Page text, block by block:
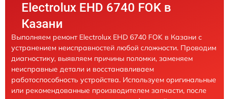
Electrolux EHD 6740 FOK в
Казани
Выполняем ремонт Electrolux EHD 6740 FOK в Казани с
устранением неисправностей любой сложности. Проводим
диагностику, выявляем причины поломки, заменяем
неисправные детали и восстанавливаем
работоспособность устройства. Используем оригинальные
или рекомендованные производителем запчасти, после